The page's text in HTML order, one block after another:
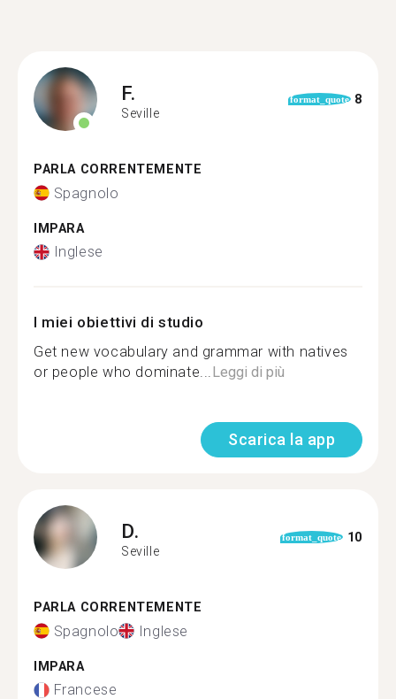
F.
Seville
format_quote 8
PARLA CORRENTEMENTE
Spagnolo
IMPARA
Inglese
I miei obiettivi di studio
Get new vocabulary and grammar with natives
or people who dominate...Leggi di più
Scarica la app
D.
Seville
format_quote 10
PARLA CORRENTEMENTE
Spagnolo Inglese
IMPARA
Francese